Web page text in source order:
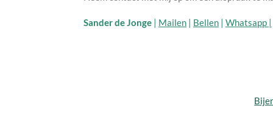
Sander de Jonge | Mailen | Bellen | Whatsapp |